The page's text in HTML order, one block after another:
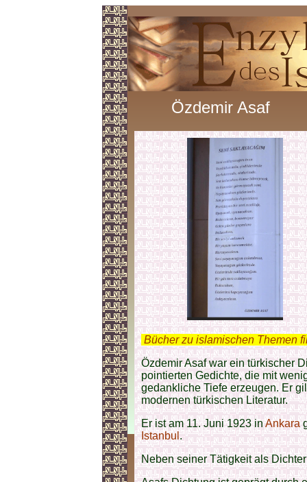
Özdemir Asaf
Bücher zu islamischen Themen
Özdemir Asaf war ein türkischer
pointierten Gedichte, die mit
gedankliche Tiefe erzeugen. Er
modernen türkischen Literatur.
Er ist am 11. Juni 1923 inAnkara
Istanbul.
Neben seiner Tätigkeit als